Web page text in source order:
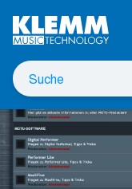
Hauptinhalt
Suche
nach